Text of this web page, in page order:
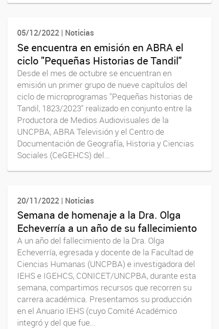
05/12/2022 | Noticias
Se encuentra en emisión en ABRA el
ciclo "Pequeñas Historias de Tandil"
Desde el mes de octubre se encuentran en
emisión un primer grupo de nueve capítulos del
ciclo de microprogramas "Pequeñas historias de
Tandil, 1823/2023" realizado en conjunto entre la
Productora de Medios Audiovisuales de la
UNCPBA, ABRA Televisión y el Centro de
Documentación de Geografía, Historia y Ciencias
Sociales (CeGEHCS) del...
20/11/2022 | Noticias
Semana de homenaje a la Dra. Olga
Echeverría a un año de su fallecimiento
A un año del fallecimiento de la Dra. Olga
Echeverría, egresada y docente de la Facultad de
Ciencias Humanas (UNCPBA) e investigadora del
IEHS e IGEHCS, CONICET/UNCPBA, durante esta
semana, compartimos recursos que recorren su
carrera académica. Presentamos su producción
en el Anuario IEHS (cuyo Comité Académico
integró y del que fue...